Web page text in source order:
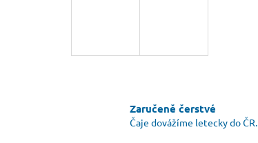
Zaručeně čerstvé
Čaje dovážíme letecky do ČR.